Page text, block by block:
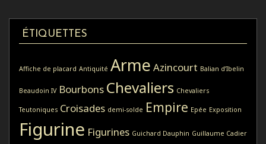
ÉTIQUETTES
Affiche de placard Antiquité Arme Azincourt Balian d’Ibelin
Beaudoin IV Bourbons Chevaliers Chevaliers
Teutoniques Croisades demi-solde Empire Epée Exposition
Figurine Figurines Guichard Dauphin Guillaume Cadier